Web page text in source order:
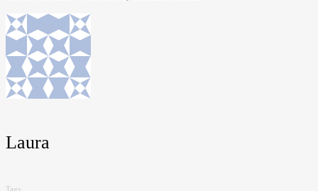
Laura
Tags